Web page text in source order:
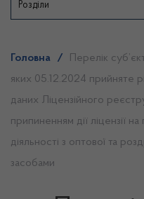
Розділи
Головна /
Перелік
яких 05.12.2024 прийняте
даних Ліцензійного
припиненням дії ліцензії
діяльності з оптової та
засобами